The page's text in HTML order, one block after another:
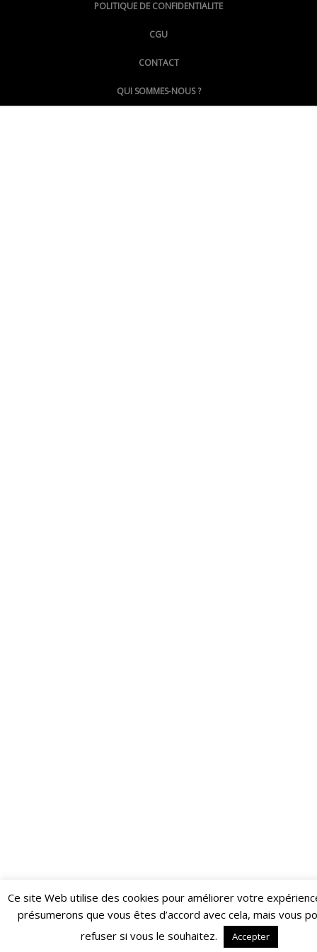
@LePoingMontpellier
POLITIQUE DE CONFIDENTIALITE
CGU
CONTACT
QUI SOMMES-NOUS ?
Restez informé·e des dernières actualités du Poing !
ABONNEZ-VOUS À LA NEWSLETTER
Ce site Web utilise des cookies pour améliorer votre
présumerons que vous êtes d’accord avec cela, mais vous
refuser si vous le souhaitez.
Accepter